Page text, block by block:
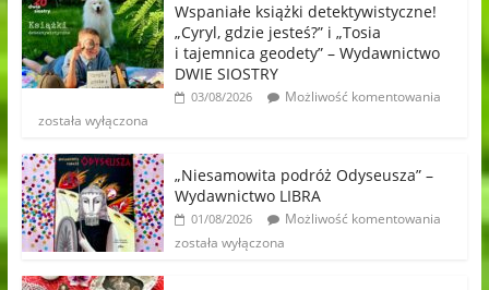
Wspaniałe książki detektywistyczne!
„Cyryl, gdzie jesteś?” i „Tosia
i tajemnica geodety” – Wydawnictwo
DWIE SIOSTRY
03/08/2026
Możliwość komentowania
została wyłączona
„Niesamowita podróż Odyseusza” –
Wydawnictwo LIBRA
01/08/2026
Możliwość komentowania
została wyłączona